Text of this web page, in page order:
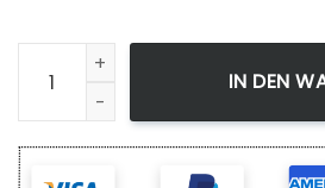
Fliegende Ente - Leinwandbild Menge
IN DEN